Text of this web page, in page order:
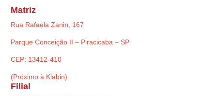
Matriz
Rua Rafaela Zanin, 167
Parque Conceição II – Piracicaba – SP
CEP: 13412-410
(Próximo à Klabin)
Filial